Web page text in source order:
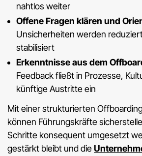
nahtlos weiter
Offene Fragen klären und
Unsicherheiten werden
stabilisiert
Erkenntnisse aus dem
Feedback fließt in Prozesse,
künftige Austritte ein
Mit einer strukturierten
können Führungskräfte
Schritte konsequent umgesetzt
gestärkt bleibt und die